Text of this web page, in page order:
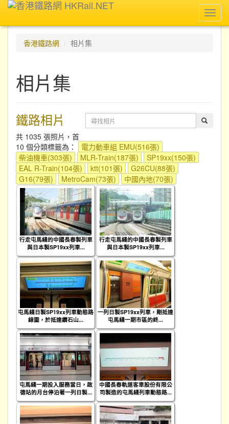
香港鐵路網
相片集
相片集
鐵路相片
共 1035 張照片，首
10 個分類標籤為：
電力動車組 EMU(516張)
柴油機車(303張)
MLR-Train(187張)
SP19xx(150張)
EAL R-Train(104張)
ktt(101張)
G26CU(88張)
G16(79張)
MetroCam(73張) 中國內地(70張)
行走屯馬綫的中國長春製列車
與日本製SP19xx列車...
行走屯馬綫的中國長春製列車
與日本製SP19xx列車...
屯馬綫日製SP19xx列車動態路
線圖，於抵達鑽石山...
一列日製SP19xx列車，剛抵達
屯馬綫一期市區的終...
屯馬綫一期投入服務當日，啟
德站的月台停泊著一列日製...
中國長春軌道客車股份有限公
司製造的屯馬綫列車動態路...